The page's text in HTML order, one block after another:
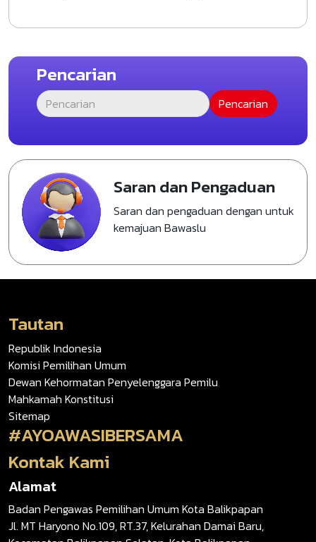
Pencarian
Saran dan Pengaduan
Saran dan pengaduan dengan untuk
kemajuan Bawaslu
Tautan
Republik Indonesia
Komisi Pemilihan Umum
Dewan Kehormatan Penyelenggara Pemilu
Mahkamah Konstitusi
Sitemap
#AYOAWASIBERSAMA
Kontak Kami
Alamat
Badan Pengawas Pemilihan Umum Kota Balikpapan
Jl. MT Haryono No.109, RT.37, Kelurahan Damai Baru,